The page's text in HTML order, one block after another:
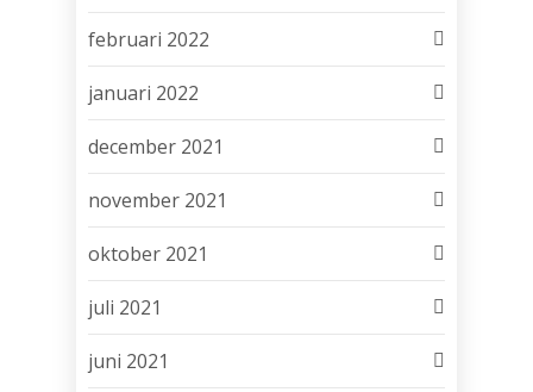
februari 2022
januari 2022
december 2021
november 2021
oktober 2021
juli 2021
juni 2021